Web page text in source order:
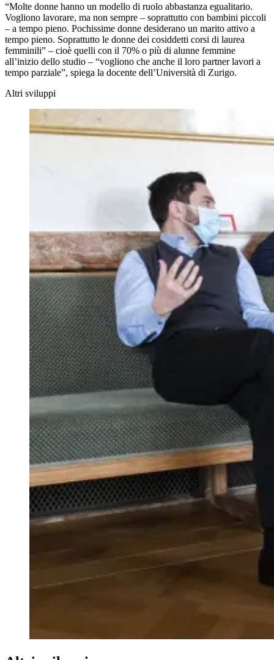
“Molte donne hanno un modello di ruolo abbastanza egualitario.
Vogliono lavorare, ma non sempre – soprattutto con bambini piccoli
– a tempo pieno. Pochissime donne desiderano un marito attivo a
tempo pieno. Soprattutto le donne dei cosiddetti corsi di laurea
femminili” – cioè quelli con il 70% o più di alunne femmine
all’inizio dello studio – “vogliono che anche il loro partner lavori a
tempo parziale”, spiega la docente dell’Università di Zurigo.
Altri sviluppi